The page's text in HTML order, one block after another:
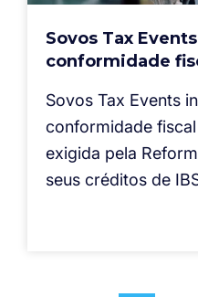
Sovos Tax
conformidade
Sovos Tax Events
conformidade
exigida pela
seus créditos de